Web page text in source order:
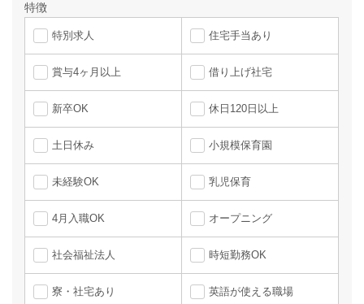
特徴
特別求人 住宅手当あり
賞与4ヶ月以上 借り上げ社宅
新卒OK 休日120日以上
土日休み 小規模保育園
未経験OK 乳児保育
4月入職OK オープニング
社会福祉法人 時短勤務OK
寮・社宅あり 英語が使える職場